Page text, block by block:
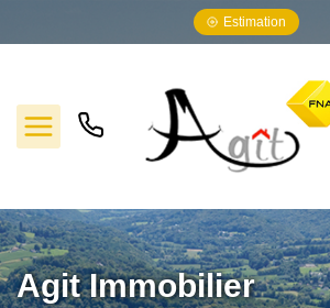
Estimation
Vente
Agit Immobilier